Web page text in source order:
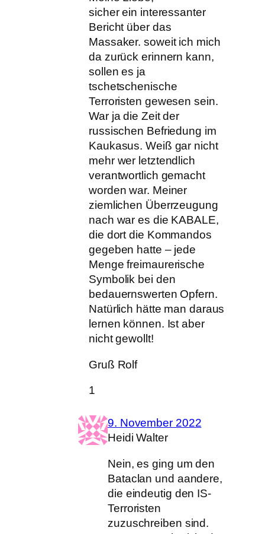
sicher ein interessanter
Bericht über das
Massaker. soweit ich mich
da zurück erinnern kann,
sollen es ja
tschetschenische
Terroristen gewesen sein.
War ja die Zeit der
russischen Befriedung im
Kaukasus. Weiß gar nicht
mehr wer letztendlich
verantwortlich gemacht
worden war. Meiner
ziemlichen Überrzeugung
nach war es die KABALE,
die dort die Kommandos
gegeben hatte – jede
Menge freimaurerische
Symbolik bei den
bedauernswerten Opfern.
Natürlich hätte man daraus
lernen können. Ist aber
nicht gewollt!
Gruß Rolf
1
9. November 2022
Heidi Walter
Nein, es ging um den
Bataclan und aandere,
die eindeutig den IS-
Terroristen
zuzuschreiben sind.